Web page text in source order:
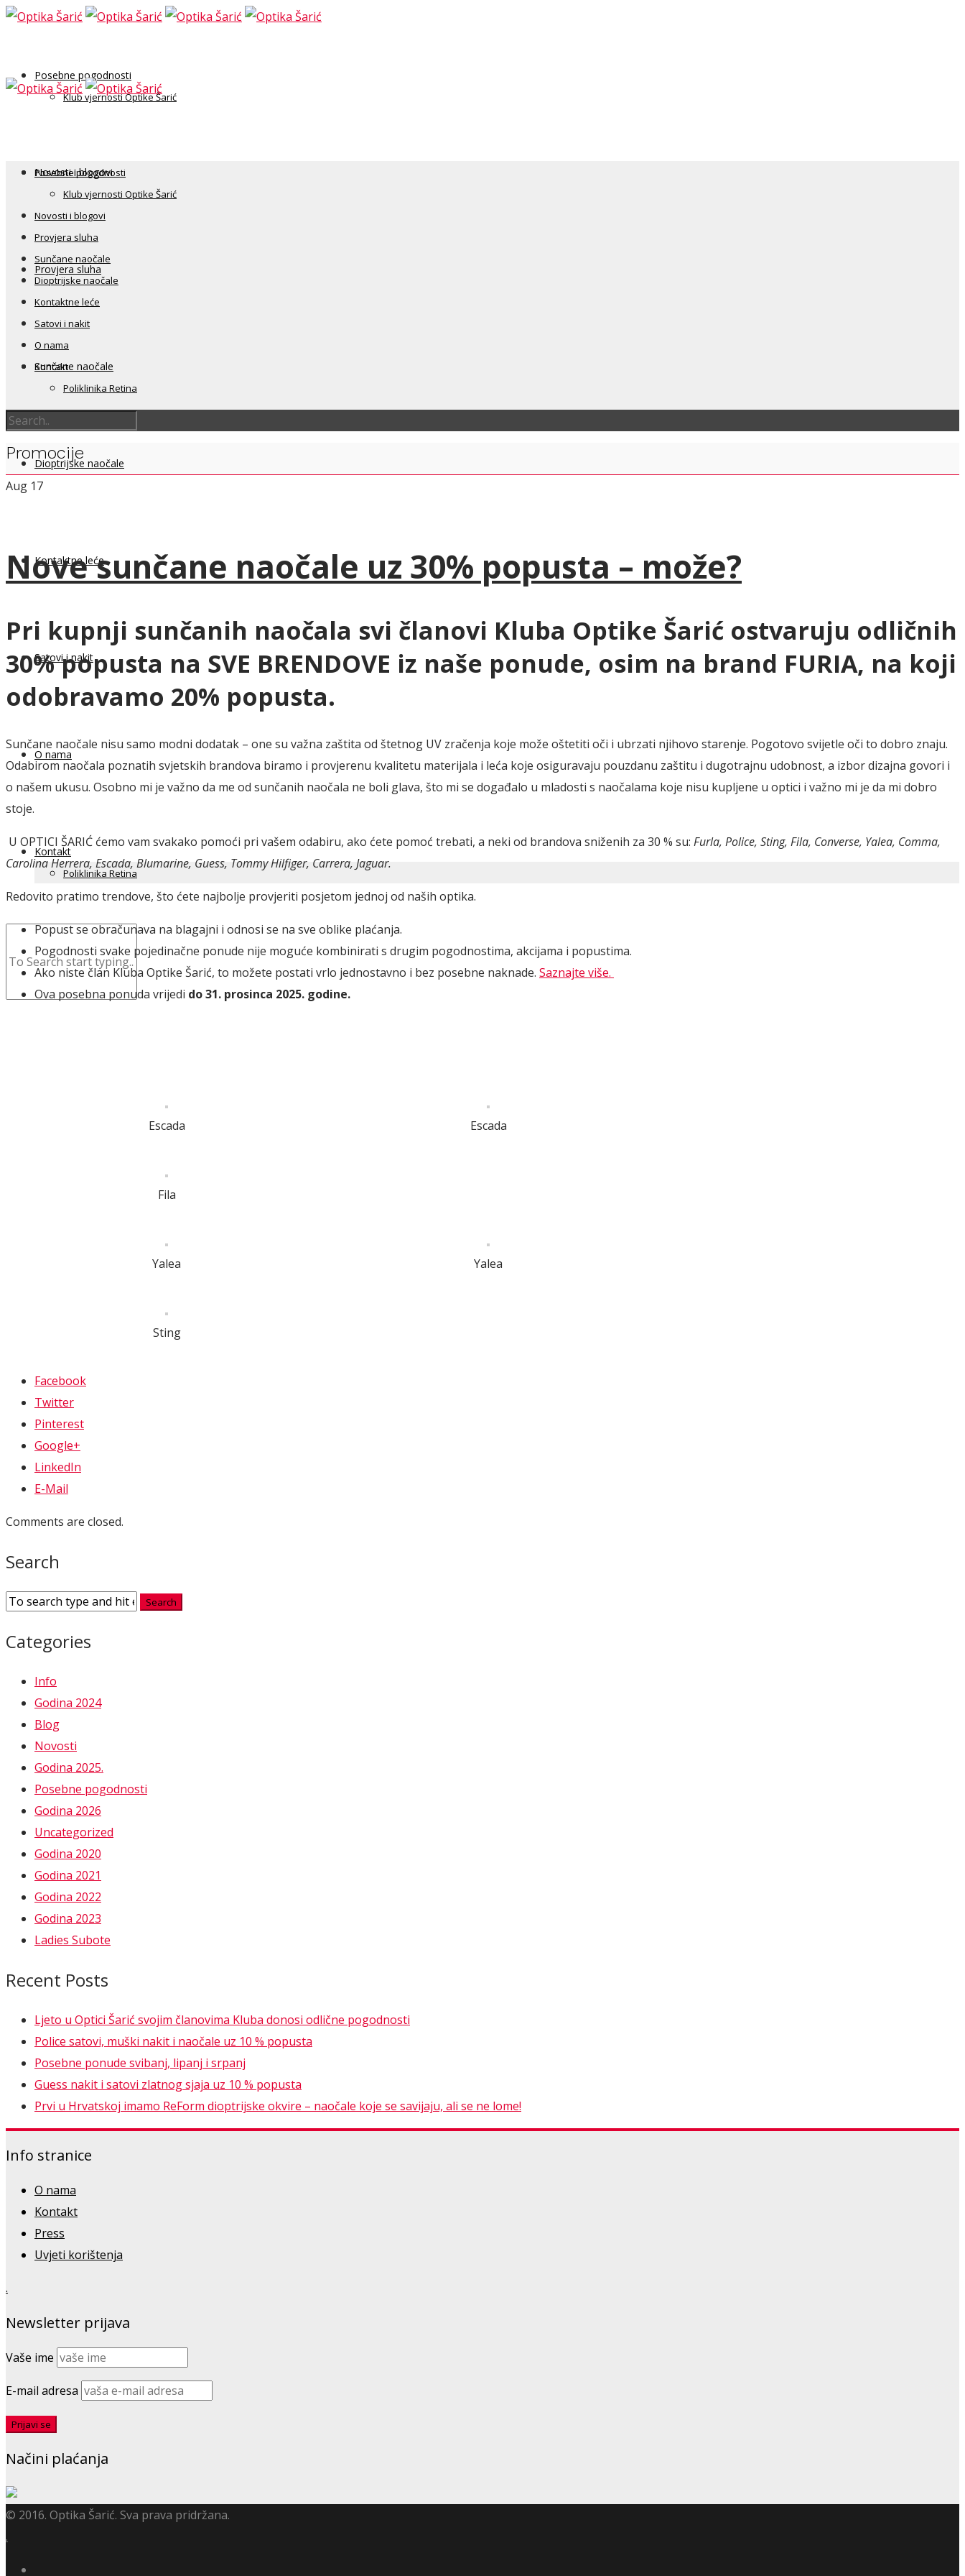
Posebne pogodnosti
Klub vjernosti Optike Šarić
Novosti i blogovi
Provjera sluha
Sunčane naočale
Dioptrijske naočale
Kontaktne leće
Satovi i nakit
O nama
Kontakt
Poliklinika Retina
Posebne pogodnosti
Klub vjernosti Optike Šarić
Novosti i blogovi
Provjera sluha
Sunčane naočale
Dioptrijske naočale
Kontaktne leće
Satovi i nakit
O nama
Kontakt
Poliklinika Retina
Promocije
Aug 17
Nove sunčane naočale uz 30% popusta – može?
Pri kupnji sunčanih naočala svi članovi Kluba Optike Šarić ostvaruju odličnih
30% popusta na SVE BRENDOVE iz naše ponude, osim na brand FURIA, na koji
odobravamo 20% popusta.
Sunčane naočale nisu samo modni dodatak – one su važna zaštita od štetnog UV zračenja koje može oštetiti oči i ubrzati njihovo starenje. Pogotovo svijetle oči to dobro znaju.
Odabirom naočala poznatih svjetskih brandova biramo i provjerenu kvalitetu materijala i leća koje osiguravaju pouzdanu zaštitu i dugotrajnu udobnost, a izbor dizajna govori i
o našem ukusu. Osobno mi je važno da me od sunčanih naočala ne boli glava, što mi se događalo u mladosti s naočalama koje nisu kupljene u optici i važno mi je da mi dobro
stoje.
U OPTICI ŠARIĆ ćemo vam svakako pomoći pri vašem odabiru, ako ćete pomoć trebati, a neki od brandova sniženih za 30 % su: Furla, Police, Sting, Fila, Converse, Yalea, Comma,
Carolina Herrera, Escada, Blumarine, Guess, Tommy Hilfiger, Carrera, Jaguar.
Redovito pratimo trendove, što ćete najbolje provjeriti posjetom jednoj od naših optika.
Popust se obračunava na blagajni i odnosi se na sve oblike plaćanja.
Pogodnosti svake pojedinačne ponude nije moguće kombinirati s drugim pogodnostima, akcijama i popustima.
Ako niste član Kluba Optike Šarić, to možete postati vrlo jednostavno i bez posebne naknade. Saznajte više.
Ova posebna ponuda vrijedi do 31. prosinca 2025. godine.
Escada Escada
Fila
Yalea Yalea
Sting
Facebook
Twitter
Pinterest
Google+
LinkedIn
E-Mail
Comments are closed.
Search
Categories
Info
Godina 2024
Blog
Novosti
Godina 2025.
Posebne pogodnosti
Godina 2026
Uncategorized
Godina 2020
Godina 2021
Godina 2022
Godina 2023
Ladies Subote
Recent Posts
Ljeto u Optici Šarić svojim članovima Kluba donosi odlične pogodnosti
Police satovi, muški nakit i naočale uz 10 % popusta
Posebne ponude svibanj, lipanj i srpanj
Guess nakit i satovi zlatnog sjaja uz 10 % popusta
Prvi u Hrvatskoj imamo ReForm dioptrijske okvire – naočale koje se savijaju, ali se ne lome!
Info stranice
O nama
Kontakt
Press
Uvjeti korištenja
.
Newsletter prijava
Vaše ime
E-mail adresa
Načini plaćanja
© 2016. Optika Šarić. Sva prava pridržana.
.